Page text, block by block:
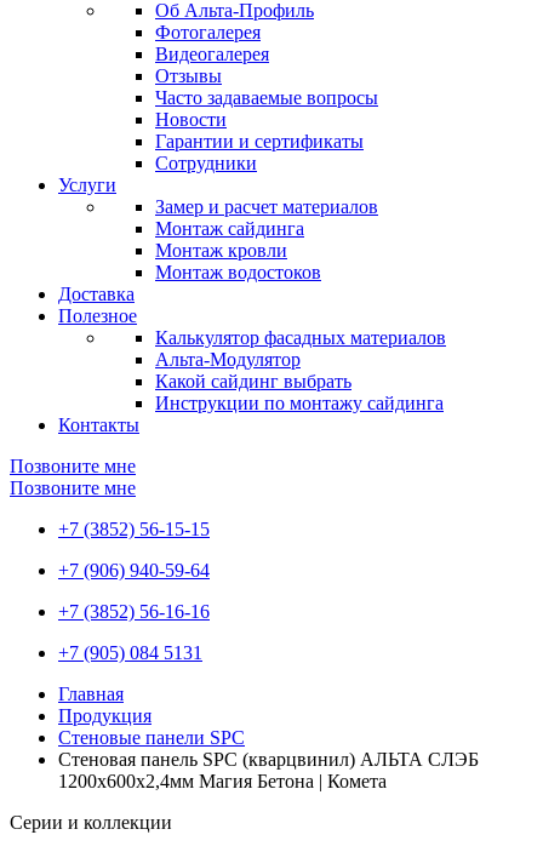
Об Альта-Профиль
Фотогалерея
Видеогалерея
Отзывы
Часто задаваемые вопросы
Новости
Гарантии и сертификаты
Сотрудники
Услуги
Замер и расчет материалов
Монтаж сайдинга
Монтаж кровли
Монтаж водостоков
Доставка
Полезное
Калькулятор фасадных материалов
Альта-Модулятор
Какой сайдинг выбрать
Инструкции по монтажу сайдинга
Контакты
Позвоните мне
Позвоните мне
+7 (3852) 56-15-15
+7 (906) 940-59-64
+7 (3852) 56-16-16
+7 (905) 084 5131
Главная
Продукция
Стеновые панели SPC
Стеновая панель SPC (кварцвинил) АЛЬТА СЛЭБ
1200х600х2,4мм Магия Бетона | Комета
Серии и коллекции